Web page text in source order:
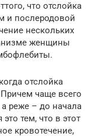
что отслойка
и послеродовой
нескольких
женщины
отслойка
чаще всего
реже – до начала
тем, что в этот
кровотечение,